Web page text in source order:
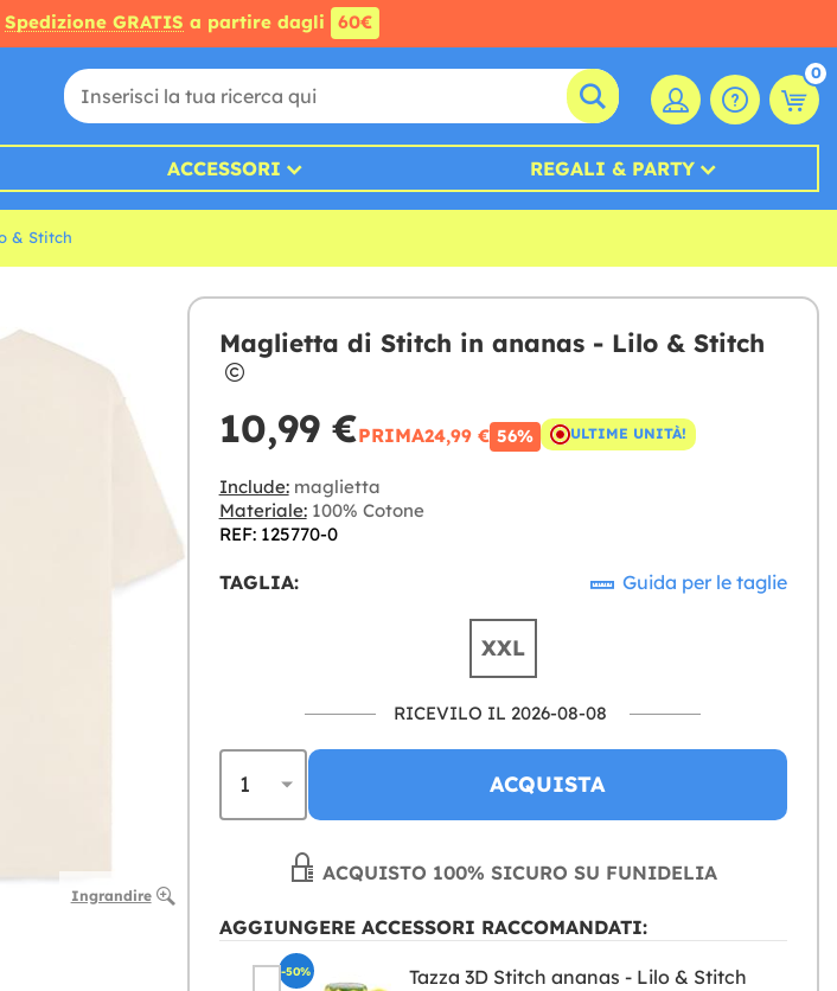
Spedizione GRATIS a partire dagli 60€
0
ACCESSORI REGALI & PARTY
& Stitch
Ingrandire
Maglietta di Stitch in ananas - Lilo & Stitch
10,99 €PRIMA24,99 € 56% ULTIME UNITÀ!
Include:maglietta
Materiale:100% Cotone
REF: 125770-0
TAGLIA: Guida per le taglie
XXL
RICEVILO IL 2026-08-08
ACQUISTA
ACQUISTO 100% SICURO SU FUNIDELIA
AGGIUNGERE ACCESSORI RACCOMANDATI:
Tazza 3D Stitch ananas - Lilo & Stitch
-50%